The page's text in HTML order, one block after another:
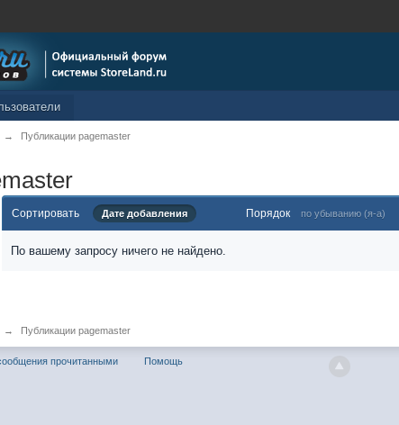
→ Публикации pagemaster
Сортировать Дате добавления Порядок по убыванию (я-а)
По вашему запросу ничего не найдено.
→ Публикации pagemaster
прочитанными Помощь